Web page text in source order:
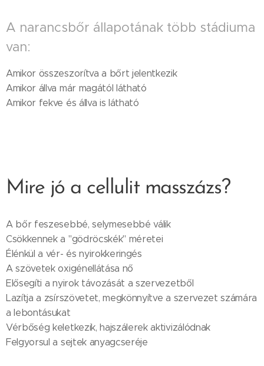
A narancsbőr állapotának több stádiuma
van:
Amikor összeszorítva a bőrt jelentkezik
Amikor állva már magától látható
Amikor fekve és állva is látható
Mire jó a cellulit masszázs?
A bőr feszesebbé, selymesebbé válik
Csökkennek a "gödröcskék" méretei
Élénkül a vér- és nyirokkeringés
A szövetek oxigénellátása nő
Elősegíti a nyirok távozását a szervezetből
Lazítja a zsírszövetet, megkönnyítve a szervezet számára
a lebontásukat
Vérbőség keletkezik, hajszálerek aktivizálódnak
Felgyorsul a sejtek anyagcseréje